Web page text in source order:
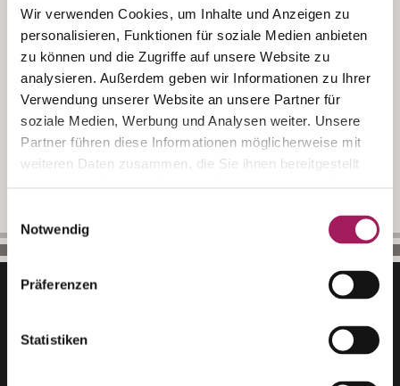
Wir verwenden Cookies, um Inhalte und Anzeigen zu
personalisieren, Funktionen für soziale Medien anbieten
zu können und die Zugriffe auf unsere Website zu
analysieren. Außerdem geben wir Informationen zu Ihrer
Verwendung unserer Website an unsere Partner für
soziale Medien, Werbung und Analysen weiter. Unsere
Partner führen diese Informationen möglicherweise mit
weiteren Daten zusammen, die Sie ihnen bereitgestellt
Notwendig
Präferenzen
Statistiken
vegetarische Variante ab CHF 82.00 und mit
Fleisch ab CHF 99.00 erhältlich.
Vom 23. bis 27. Dezember 2026 gelten unsere
regulären Öffnungszeiten.